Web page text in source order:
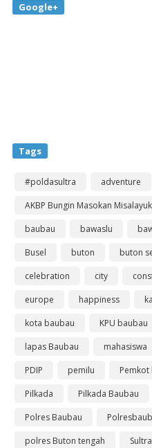
Google+
Tags
#poldasultra
adventure
AKBP Bungin Masokan Misalayuk
baubau
bawaslu
Busel
buton buton
celebration
city
europe
happiness
kota baubau
KPU baubau
lapas Baubau
mahasiswa
PDIP
pemilu
Pilkada
Pilkada Baubau
Polres Baubau
polres Buton tengah
Sultra